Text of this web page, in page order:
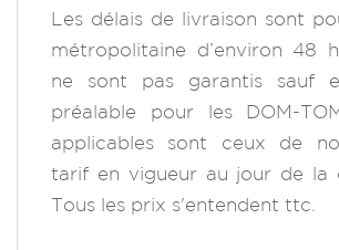
Les délais de livraison sont
métropolitaine d’environ 48
ne sont pas garantis sauf
préalable pour les DOM-
applicables sont ceux de
tarif en vigueur au jour de la
Tous les prix s'entendent ttc.